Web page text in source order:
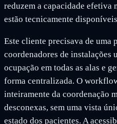
reduzem a capacidade efetiva
estão tecnicamente
Este cliente precisava de uma
coordenadores de instalações
ocupação em todas as alas e
forma centralizada. O
inteiramente da coordenação
desconexas, sem uma vista
estado dos pacientes. A